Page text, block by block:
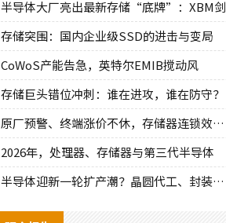
半导体大厂亮出最新存储“底牌”：XBM剑
存储突围：国内企业级SSD的进击与变局
CoWoS产能告急，英特尔EMIB搅动风
存储巨头错位冲刺：谁在进攻，谁在防守？
原厂预警、终端涨价不休，存储器连锁效应持
2026年，处理器、存储器与第三代半导体
半导体迎新一轮扩产潮？晶圆代工、封装、光